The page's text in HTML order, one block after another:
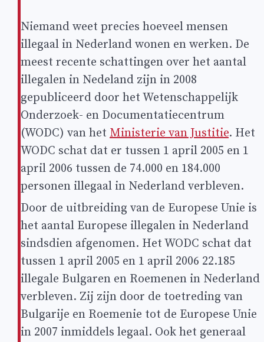
Niemand weet precies hoeveel mensen
illegaal in Nederland wonen en werken. De
meest recente schattingen over het aantal
illegalen in Nedeland zijn in 2008
gepubliceerd door het Wetenschappelijk
Onderzoek- en Documentatiecentrum
(WODC) van het Ministerie van Justitie. Het
WODC schat dat er tussen 1 april 2005 en 1
april 2006 tussen de 74.000 en 184.000
personen illegaal in Nederland verbleven.
Door de uitbreiding van de Europese Unie is
het aantal Europese illegalen in Nederland
sindsdien afgenomen. Het WODC schat dat
tussen 1 april 2005 en 1 april 2006 22.185
illegale Bulgaren en Roemenen in Nederland
verbleven. Zij zijn door de toetreding van
Bulgarije en Roemenie tot de Europese Unie
in 2007 inmiddels legaal. Ook het generaal